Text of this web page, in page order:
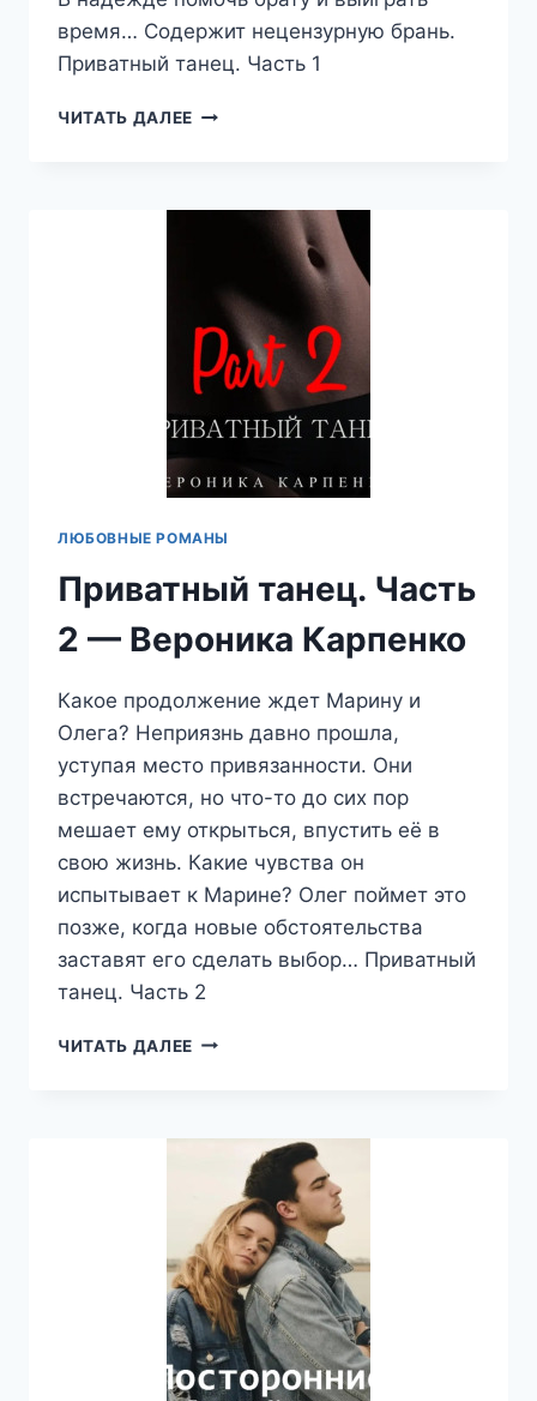
время… Содержит нецензурную брань.
Приватный танец. Часть 1
ЧИТАТЬ ДАЛЕЕ ПРИВАТНЫЙ
—
КАРПЕНКО
ЛЮБОВНЫЕ РОМАНЫ
Приватный танец. Часть
2 — Вероника Карпенко
Какое продолжение ждет Марину и
Олега? Неприязнь давно прошла,
уступая место привязанности. Они
встречаются, но что-то до сих пор
мешает ему открыться, впустить её в
свою жизнь. Какие чувства он
испытывает к Марине? Олег поймет это
позже, когда новые обстоятельства
заставят его сделать выбор… Приватный
танец. Часть 2
ЧИТАТЬ ДАЛЕЕ ПРИВАТНЫЙ
—
ВЕРОНИКА
КАРПЕНКО